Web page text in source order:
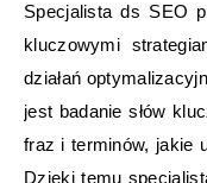
Specjalista ds SEO
kluczowymi
działań
jest badanie słów
fraz i terminów, jakie
Dzięki temu